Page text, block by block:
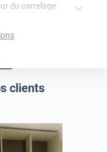
clients
annuler l'action de la
du carrelage
au préalable
les angles. »